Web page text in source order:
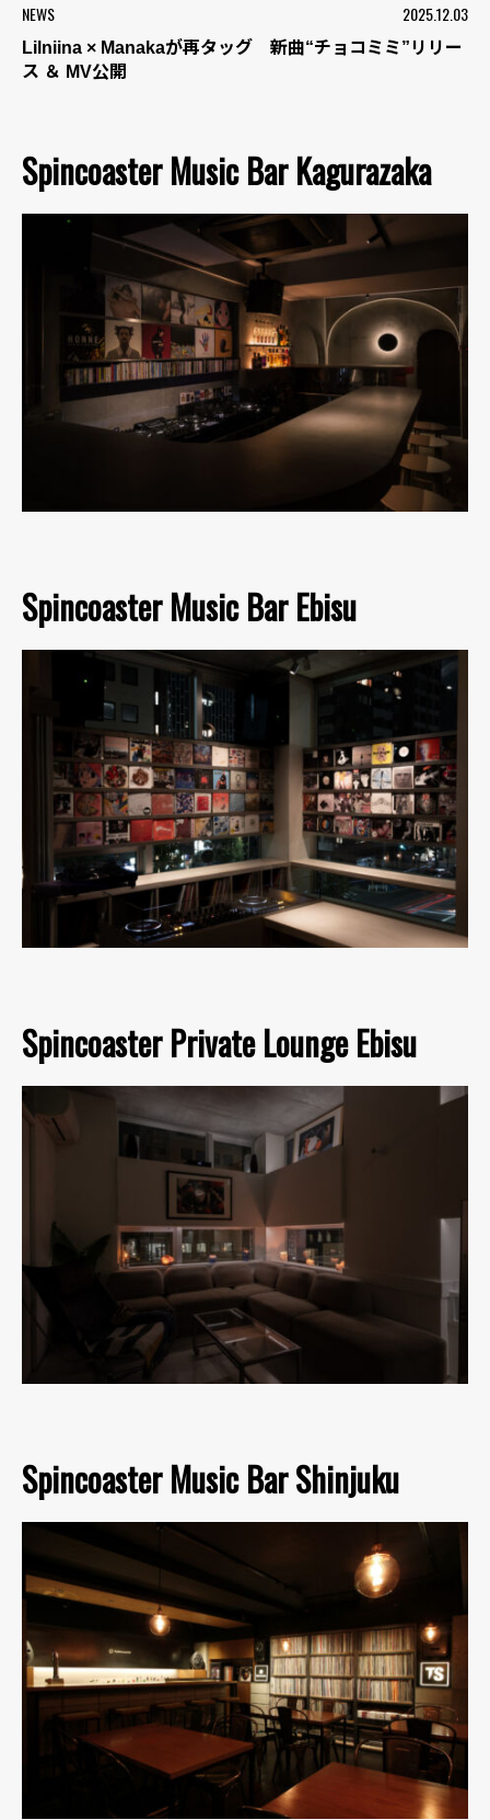
NEWS 2025.12.03
Lilniina × Manakaが再タッグ 新曲“チョコミミ”リリー
ス ＆ MV公開
Spincoaster Music Bar Kagurazaka
Spincoaster Music Bar Ebisu
Spincoaster Private Lounge Ebisu
Spincoaster Music Bar Shinjuku